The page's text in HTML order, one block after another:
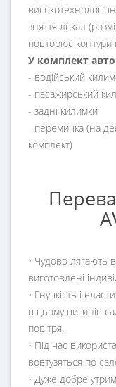
зняття лекал
повторює контури
У комплект
- водійський
- пасажирський
- задні килимки
- перемичка (на
комплект)
• Чудово лягають
виготовлені
• Гнучкість і
в цьому вигинів
повітря.
• Під час
вовтузяться по
• Дуже добре